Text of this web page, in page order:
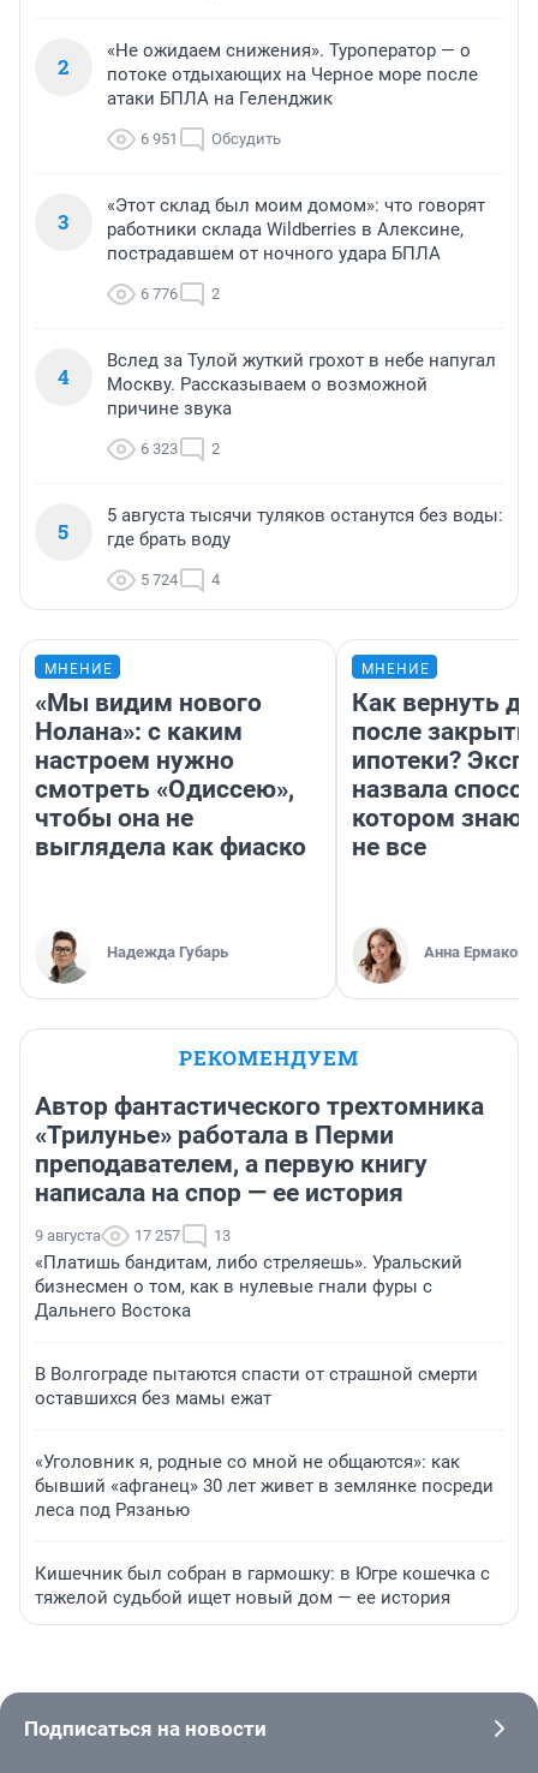
2
«Не ожидаем снижения». Туроператор — о
потоке отдыхающих на Черное море после
атаки БПЛА на Геленджик
6 951 Обсудить
3
«Этот склад был моим домом»: что говорят
работники склада Wildberries в Алексине,
пострадавшем от ночного удара БПЛА
6 776 2
4
Вслед за Тулой жуткий грохот в небе напугал
Москву. Рассказываем о возможной
причине звука
6 323 2
5
5 августа тысячи туляков останутся без воды:
где брать воду
5 724 4
МНЕНИЕ
«Мы видим нового
Нолана»: с каким
настроем нужно
смотреть «Одиссею»,
чтобы она не
выглядела как фиаско
Надежда Губарь
МНЕНИЕ
Как вернуть
после
ипотеки?
назвала
котором
не все
Анна Ермакова
РЕКОМЕНДУЕМ
Автор фантастического трехтомника
«Трилунье» работала в Перми
преподавателем, а первую книгу
написала на спор — ее история
9 августа 17 257 13
«Платишь бандитам, либо стреляешь». Уральский
бизнесмен о том, как в нулевые гнали фуры с
Дальнего Востока
В Волгограде пытаются спасти от страшной смерти
оставшихся без мамы ежат
«Уголовник я, родные со мной не общаются»: как
бывший «афганец» 30 лет живет в землянке посреди
леса под Рязанью
Кишечник был собран в гармошку: в Югре кошечка с
тяжелой судьбой ищет новый дом — ее история
Подписаться на новости